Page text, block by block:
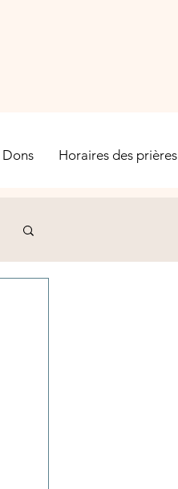
Dons Horaires des prières